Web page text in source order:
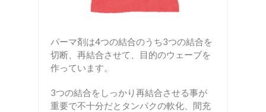
パーマ剤は4つの結合のうち3つの結合を
切断、再結合させて、目的のウェーブを
作っています。
3つの結合をしっかり再結合させる事が
重要で不十分だとタンパクの軟化、間充